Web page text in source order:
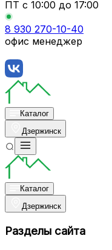
ПТ с 10:00 до 17:00
8 930 270-10-40
офис менеджер
Каталог
Дзержинск
Каталог
Дзержинск
Разделы сайта